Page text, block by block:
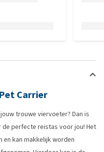
Carrier
trouwe viervoeter? Dan is
de perfecte reistas voor jou! Het
kan makkelijk worden